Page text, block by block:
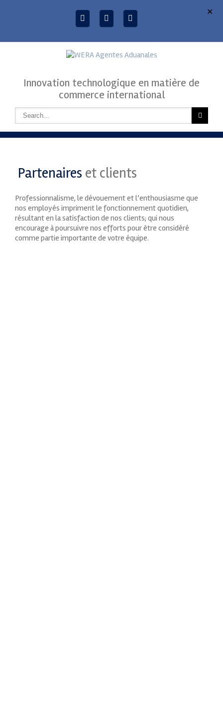
Innovation technologique en matière de
commerce international
Partenaires et clients
Professionnalisme, le dévouement et l’enthousiasme que
nos employés impriment le fonctionnement quotidien,
résultant en la satisfaction de nos clients; qui nous
encourage à poursuivre nos efforts pour être considéré
comme partie importante de votre équipe.
✕